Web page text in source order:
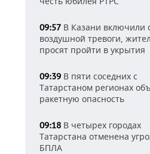
09:57 В Казани включили
воздушной тревоги,
просят пройти в укрытия
09:39 В пяти соседних с
Татарстаном регионах
ракетную опасность
09:18 В четырех городах
Татарстана отменена
БПЛА